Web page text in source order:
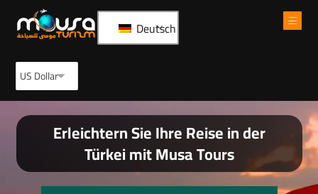
Deutsch
Erleichtern Sie Ihre Reise in der
Türkei mit Musa Tours